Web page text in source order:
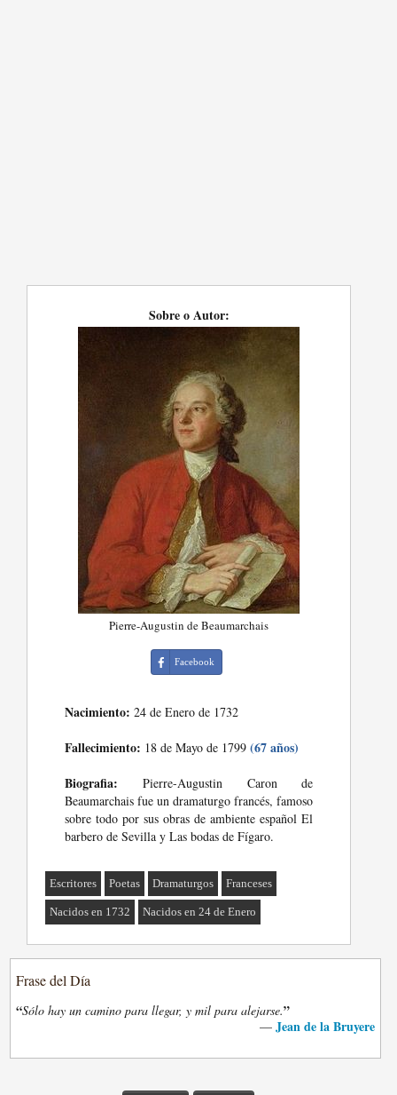
Sobre o Autor:
Pierre-Augustin de Beaumarchais
Facebook
Nacimiento: 24 de Enero de 1732
Fallecimiento: 18 de Mayo de 1799(67 años)
Biografia: Pierre-Augustin Caron de
Beaumarchais fue un dramaturgo francés, famoso
sobre todo por sus obras de ambiente español El
barbero de Sevilla y Las bodas de Fígaro.
Escritores Poetas Dramaturgos Franceses
Nacidos en 1732 Nacidos en 24 de Enero
Frase del Día
“Sólo hay un camino para llegar, y mil para alejarse.”
— Jean de la Bruyere